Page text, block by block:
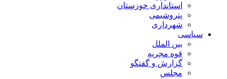
استانداری خوزستان
پتروشیمی
شهرداری
سیاسی
بین الملل
قوه مجریه
گزارش و گفتگو
مجلس